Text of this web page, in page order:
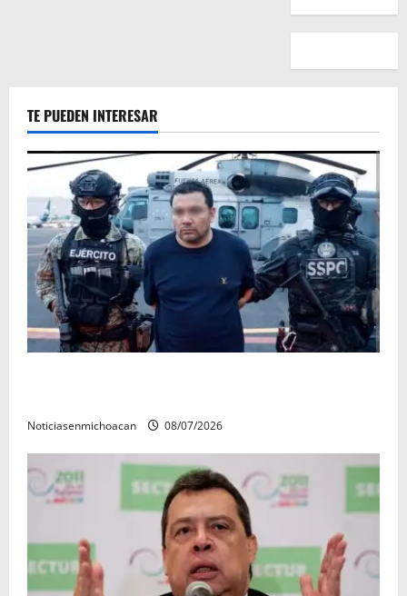
TE PUEDEN INTERESAR
Noticiasenmichoacan 08/07/2026